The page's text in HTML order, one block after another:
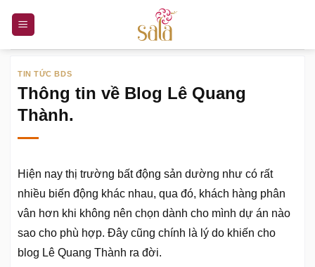
nội
TIN TỨC BDS
Thông tin về Blog Lê Quang
Thành.
Hiện nay thị trường bất động sản dường như có rất
nhiều biến động khác nhau, qua đó, khách hàng phân
vân hơn khi không nên chọn dành cho mình dự án nào
sao cho phù hợp. Đây cũng chính là lý do khiến cho
blog Lê Quang Thành ra đời.